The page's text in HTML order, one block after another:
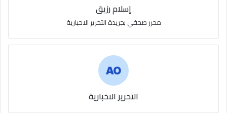
إسلام رزيق
محرر صحفي بجريدة التحرير الاخبارية
التحرير الاخبارية